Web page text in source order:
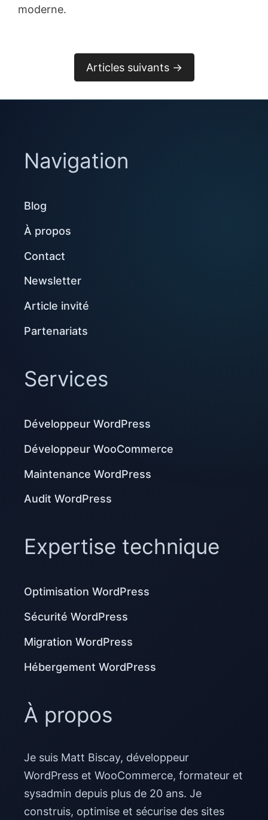
moderne.
Articles suivants →
Navigation
Blog
À propos
Contact
Newsletter
Article invité
Partenariats
Services
Développeur WordPress
Développeur WooCommerce
Maintenance WordPress
Audit WordPress
Expertise technique
Optimisation WordPress
Sécurité WordPress
Migration WordPress
Hébergement WordPress
À propos
Je suis Matt Biscay, développeur
WordPress et WooCommerce, formateur et
sysadmin depuis plus de 20 ans. Je
construis, optimise et sécurise des sites